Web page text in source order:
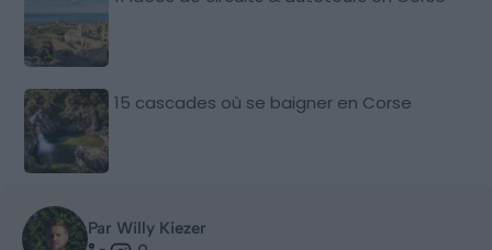
15 cascades où se baigner en Corse
Par Willy Kiezer